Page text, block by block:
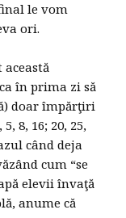
le vom
ori.
această
în prima zi să
doar împărţiri
8, 16; 20, 25,
când deja
cum “se
elevii învaţă
anume că